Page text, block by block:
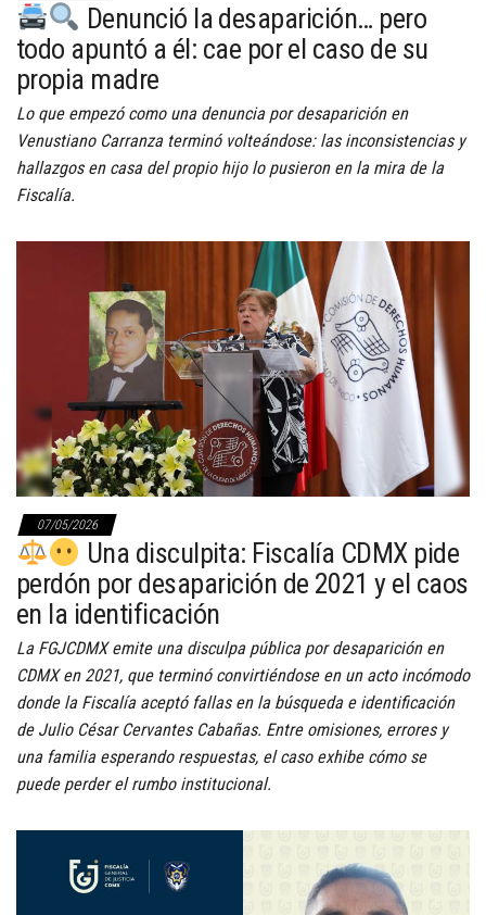
Denunció la desaparición… pero
todo apuntó a él: cae por el caso de su
propia madre
Lo que empezó como una denuncia por desaparición en
Venustiano Carranza terminó volteándose: las inconsistencias y
hallazgos en casa del propio hijo lo pusieron en la mira de la
Fiscalía.
07/05/2026
Una disculpita: Fiscalía CDMX pide
perdón por desaparición de 2021 y el caos
en la identificación
La FGJCDMX emite una disculpa pública por desaparición en
CDMX en 2021, que terminó convirtiéndose en un acto incómodo
donde la Fiscalía aceptó fallas en la búsqueda e identificación
de Julio César Cervantes Cabañas. Entre omisiones, errores y
una familia esperando respuestas, el caso exhibe cómo se
puede perder el rumbo institucional.